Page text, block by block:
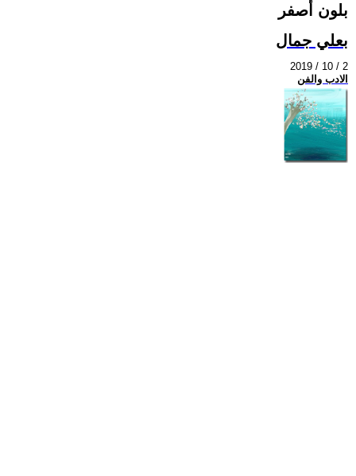
بلون أصفر
بعلي جمال
2019 / 10 / 2
الادب والفن